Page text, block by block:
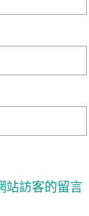
站訪客的留言